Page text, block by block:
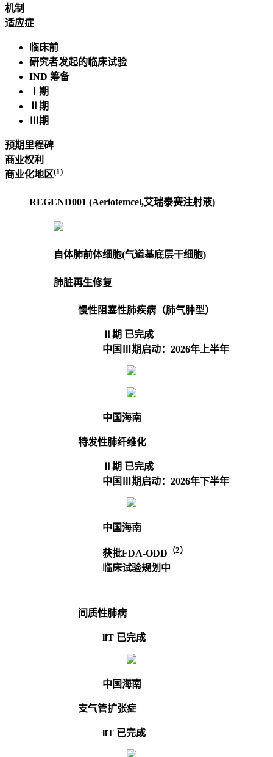
机制
适应症
临床前
研究者发起的临床试验
IND 筹备
Ⅰ期
Ⅱ期
Ⅲ期
预期里程碑
商业权利
商业化地区(1)
REGEND001 (Aeriotemcel,艾瑞泰赛注射液)
自体肺前体细胞(气道基底层干细胞)
肺脏再生修复
慢性阻塞性肺疾病（肺气肿型）
Ⅱ期 已完成
中国Ⅲ期启动：2026年上半年
中国海南
特发性肺纤维化
Ⅱ期 已完成
中国Ⅲ期启动：2026年下半年
中国海南
获批FDA-ODD （2）
临床试验规划中
间质性肺病
llT 已完成
中国海南
支气管扩张症
llT 已完成